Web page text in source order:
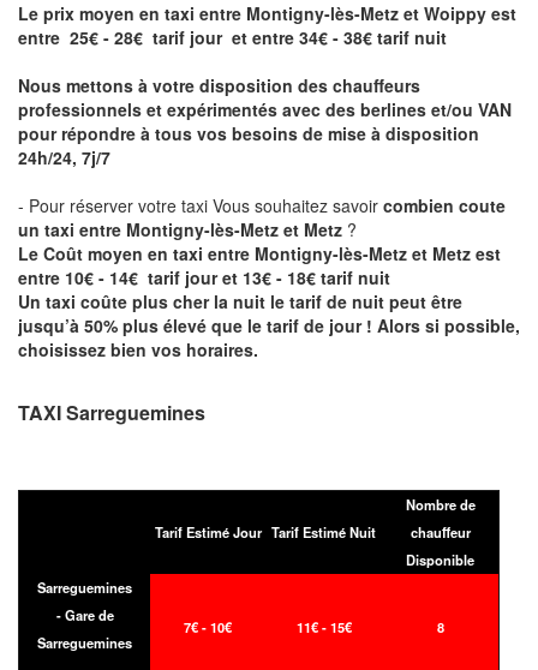
Le prix moyen en taxi entre Montigny-lès-Metz et Woippy est
entre 25€ - 28€ tarif jour et entre 34€ - 38€ tarif nuit
Nous mettons à votre disposition des chauffeurs
professionnels et expérimentés avec des berlines et/ou VAN
pour répondre à tous vos besoins de mise à disposition
24h/24, 7j/7
- Pour réserver votre taxi Vous souhaitez savoir combien coute
un taxi entre Montigny-lès-Metz et Metz ?
Le Coût moyen en taxi entre Montigny-lès-Metz et Metz est
entre 10€ - 14€ tarif jour et 13€ - 18€ tarif nuit
Un taxi coûte plus cher la nuit le tarif de nuit peut être
jusqu’à 50% plus élevé que le tarif de jour ! Alors si possible,
choisissez bien vos horaires.
TAXI Sarreguemines
Tarif Estimé Jour Tarif Estimé Nuit
Nombre de
chauffeur
Disponible
Sarreguemines
- Gare de
Sarreguemines
7€ - 10€ 11€ - 15€ 8